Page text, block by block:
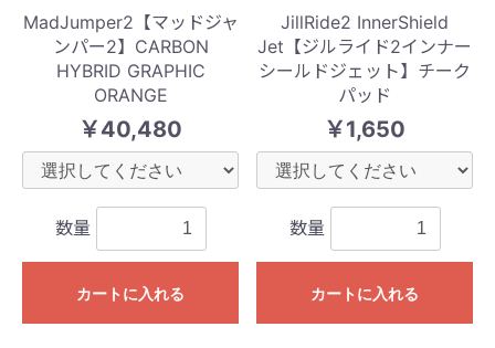
MadJumper2【マッドジャ
ンパー2】CARBON
HYBRID GRAPHIC
ORANGE
￥40,480
数量
カートに入れる
JillRide2 InnerShield
Jet【ジルライド2インナー
シールドジェット】チーク
パッド
￥1,650
数量
カートに入れる